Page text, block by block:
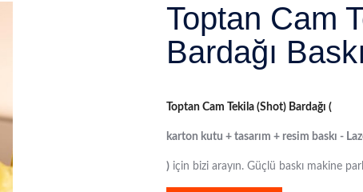
Toptan Cam
Bardağı Baskı
Toptan Cam Tekila (Shot) Bardağı (
karton kutu + tasarım + resim baskı -
)için bizi arayın. Güçlü baskı makine